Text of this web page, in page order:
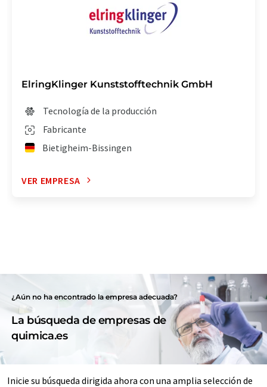
ElringKlinger Kunststofftechnik GmbH
Tecnología de la producción
Fabricante
Bietigheim-Bissingen
VER EMPRESA
¿Aún no ha encontrado la empresa adecuada?
La búsqueda de empresas de
quimica.es
Inicie su búsqueda dirigida ahora con una amplia selección de